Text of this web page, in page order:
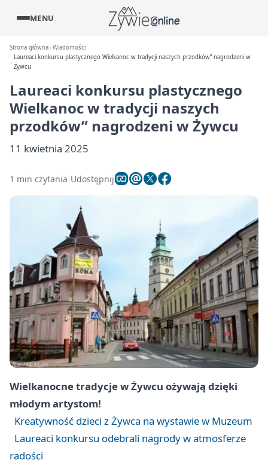
MENU
Strona główna Wiadomości
Laureaci konkursu plastycznego Wielkanoc w tradycji naszych przodków” nagrodzeni w
Żywcu
Laureaci konkursu plastycznego
Wielkanoc w tradycji naszych
przodków” nagrodzeni w Żywcu
11 kwietnia 2025
1 min czytania Udostępnij
Wielkanocne tradycje w Żywcu ożywają dzięki
młodym artystom!
Kreatywność dzieci z Żywca na wystawie w Muzeum
Laureaci konkursu odebrali nagrody w atmosferze
radości